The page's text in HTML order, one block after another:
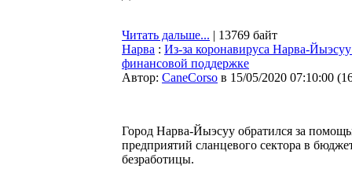
Читать дальше... | 13769 байт
Нарва : Из-за коронавируса Нарва-
финансовой поддержке
Автор: CaneCorso в 15/05/2020 07:10:00 (
Город Нарва-Йыэсуу обратился за
предприятий сланцевого сектора в
безработицы.